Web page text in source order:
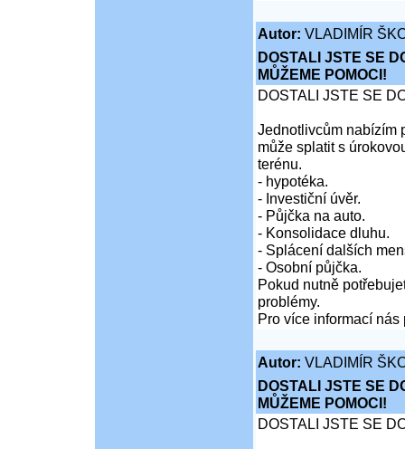
Autor: VLADIMÍR
DOSTALI JSTE SE
MŮŽEME POMOCI!
DOSTALI JSTE SE
Jednotlivcům nabízím
může splatit s
terénu.
- hypotéka.
- Investiční úvěr.
- Půjčka na auto.
- Konsolidace dluhu.
- Splácení dalších
- Osobní půjčka.
Pokud nutně
problémy.
Pro více informací nás
Autor: VLADIMÍR
DOSTALI JSTE SE
MŮŽEME POMOCI!
DOSTALI JSTE SE